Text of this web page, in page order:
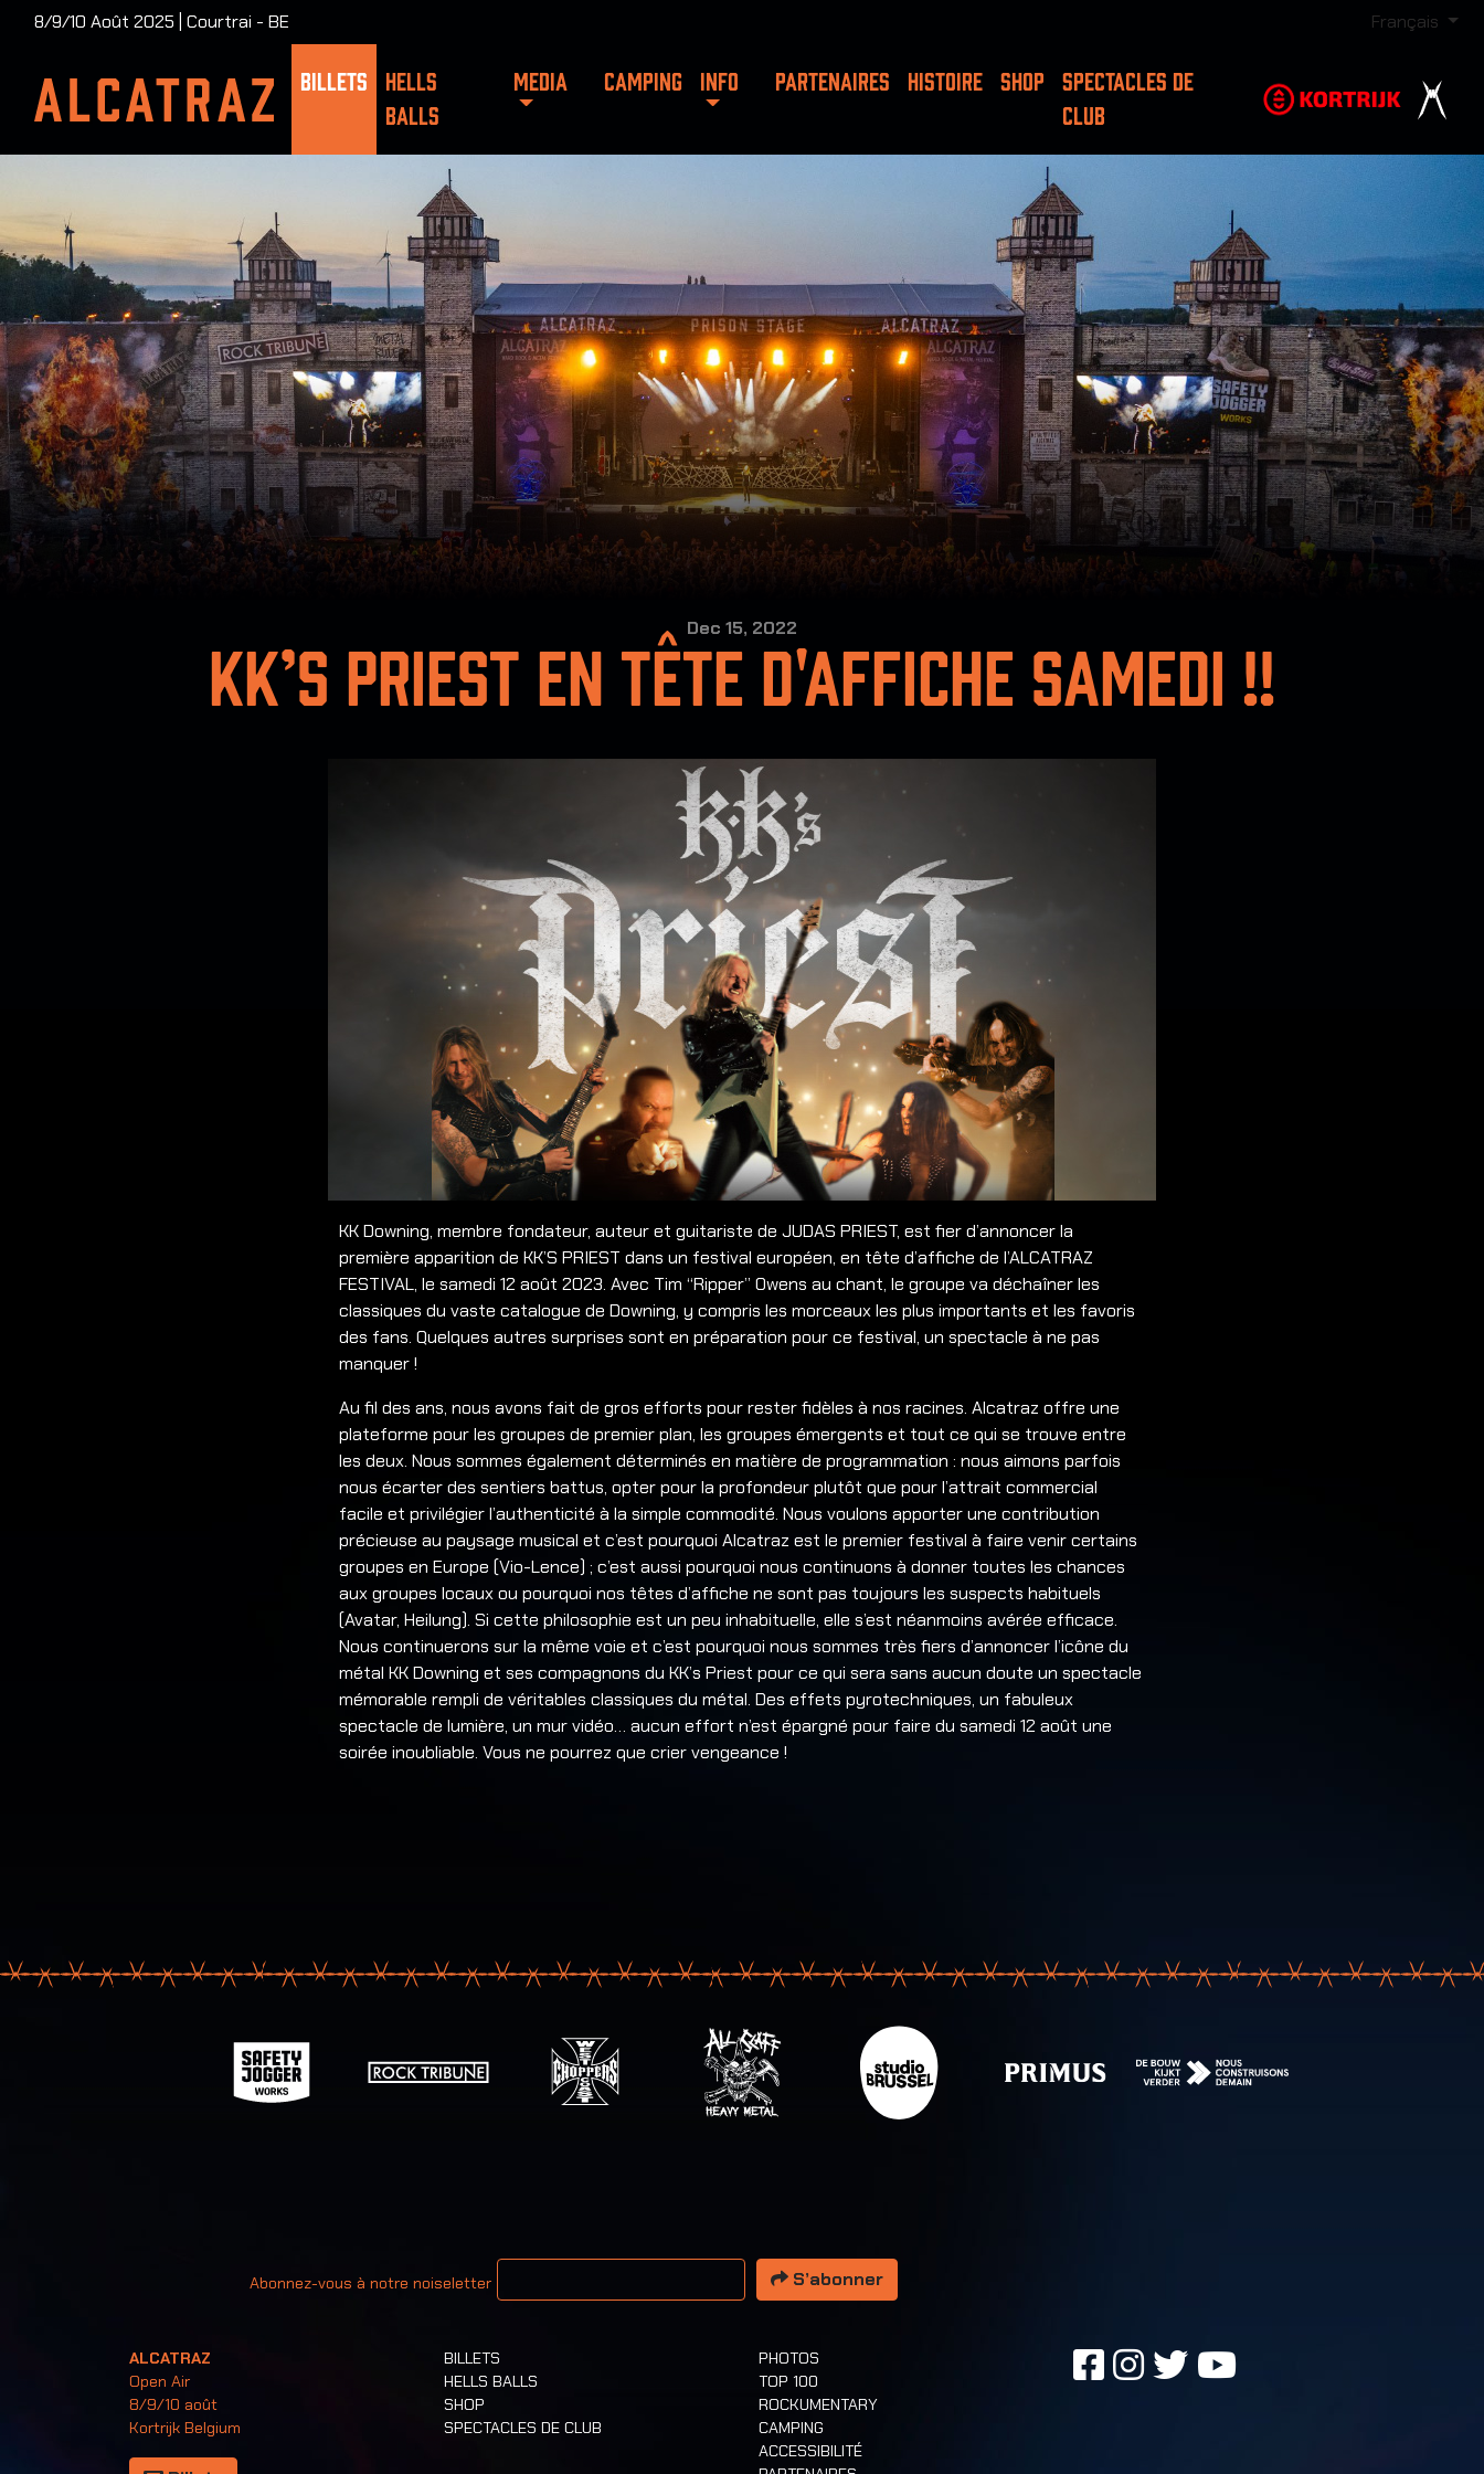
8/9/10 Août 2025 | Courtrai - BE Français
BILLETS
HELLS
BALLS
MEDIA CAMPING INFO PARTENAIRES HISTOIRE SHOP
SPECTACLES DE
CLUB
Dec 15, 2022
KK’S PRIEST EN TÊTE D'AFFICHE SAMEDI !!
KK Downing, membre fondateur, auteur et guitariste de JUDAS PRIEST, est fier d’annoncer la
première apparition de KK’S PRIEST dans un festival européen, en tête d’affiche de l’ALCATRAZ
FESTIVAL, le samedi 12 août 2023. Avec Tim “Ripper” Owens au chant, le groupe va déchaîner les
classiques du vaste catalogue de Downing, y compris les morceaux les plus importants et les favoris
des fans. Quelques autres surprises sont en préparation pour ce festival, un spectacle à ne pas
manquer !
Au fil des ans, nous avons fait de gros efforts pour rester fidèles à nos racines. Alcatraz offre une
plateforme pour les groupes de premier plan, les groupes émergents et tout ce qui se trouve entre
les deux. Nous sommes également déterminés en matière de programmation : nous aimons parfois
nous écarter des sentiers battus, opter pour la profondeur plutôt que pour l’attrait commercial
facile et privilégier l’authenticité à la simple commodité. Nous voulons apporter une contribution
précieuse au paysage musical et c’est pourquoi Alcatraz est le premier festival à faire venir certains
groupes en Europe (Vio-Lence) ; c’est aussi pourquoi nous continuons à donner toutes les chances
aux groupes locaux ou pourquoi nos têtes d’affiche ne sont pas toujours les suspects habituels
(Avatar, Heilung). Si cette philosophie est un peu inhabituelle, elle s’est néanmoins avérée efficace.
Nous continuerons sur la même voie et c’est pourquoi nous sommes très fiers d’annoncer l’icône du
métal KK Downing et ses compagnons du KK’s Priest pour ce qui sera sans aucun doute un spectacle
mémorable rempli de véritables classiques du métal. Des effets pyrotechniques, un fabuleux
spectacle de lumière, un mur vidéo… aucun effort n’est épargné pour faire du samedi 12 août une
soirée inoubliable. Vous ne pourrez que crier vengeance !
Abonnez-vous à notre noiseletter
Votre adresse email
S’abonner
ALCATRAZ
Open Air
8/9/10 août
Kortrijk Belgium
BILLETS
HELLS BALLS
SHOP
SPECTACLES DE CLUB
PHOTOS
TOP 100
ROCKUMENTARY
CAMPING
ACCESSIBILITÉ